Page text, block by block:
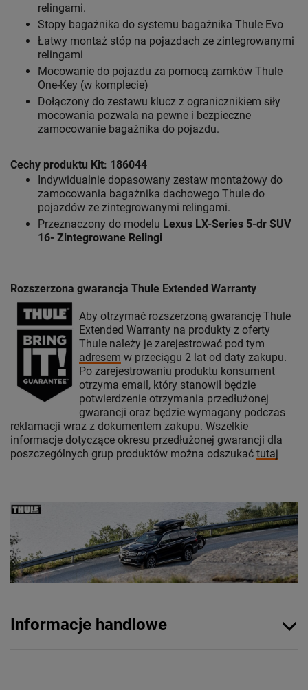
relingami.
Stopy bagażnika do systemu bagażnika Thule Evo
Łatwy montaż stóp na pojazdach ze zintegrowanymi
relingami
Mocowanie do pojazdu za pomocą zamków Thule
One-Key (w komplecie)
Dołączony do zestawu klucz z ogranicznikiem siły
mocowania pozwala na pewne i bezpieczne
zamocowanie bagażnika do pojazdu.
Cechy produktu Kit: 186044
Indywidualnie dopasowany zestaw montażowy do
zamocowania bagażnika dachowego Thule do
pojazdów ze zintegrowanymi relingami.
Przeznaczony do modelu Lexus LX-Series 5-dr SUV
16- Zintegrowane Relingi
Rozszerzona gwarancja Thule Extended Warranty
Aby otrzymać rozszerzoną gwarancję Thule
Extended Warranty na produkty z oferty
Thule należy je zarejestrować pod tym
adresem w przeciągu 2 lat od daty zakupu.
Po zarejestrowaniu produktu konsument
otrzyma email, który stanowił będzie
potwierdzenie otrzymania przedłużonej
gwarancji oraz będzie wymagany podczas
reklamacji wraz z dokumentem zakupu. Wszelkie
informacje dotyczące okresu przedłużonej gwarancji dla
poszczególnych grup produktów można odszukać tutaj
Informacje handlowe